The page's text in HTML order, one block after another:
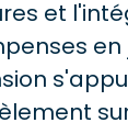
et
en